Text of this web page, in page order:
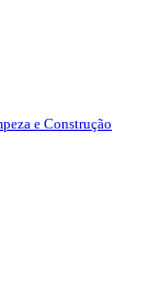
e Construção